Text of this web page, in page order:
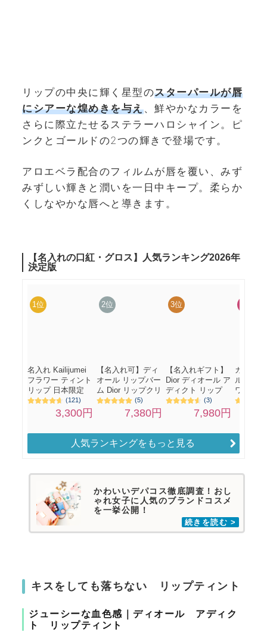
リップの中央に輝く星型のスターパールが唇
にシアーな煌めきを与え、鮮やかなカラーを
さらに際立たせるステラーハロシャイン。ピ
ンクとゴールドの2つの輝きで登場です。
アロエベラ配合のフィルムが唇を覆い、みず
みずしい輝きと潤いを一日中キープ。柔らか
くしなやかな唇へと導きます。
人気ランキングをもっと見る
かわいいデパコス徹底調査！おし
ゃれ女子に人気のブランドコスメ
を一挙公開！
キスをしても落ちない リップティント
ジューシーな血色感｜ディオール アディク
ト リップティント